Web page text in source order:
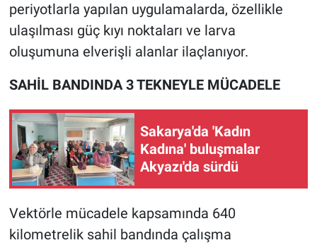
periyotlarla yapılan uygulamalarda, özellikle
ulaşılması güç kıyı noktaları ve larva
oluşumuna elverişli alanlar ilaçlanıyor.
SAHİL BANDINDA 3 TEKNEYLE MÜCADELE
Sakarya'da 'Kadın
Kadına' buluşmalar
Akyazı'da sürdü
Vektörle mücadele kapsamında 640
kilometrelik sahil bandında çalışma